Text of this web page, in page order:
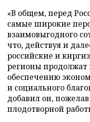
«В общем, перед
самые широкие
взаимовыгодного
что, действуя и
российские и
регионы продолжат
обеспечению
и социального
добавил он,
плодотворной